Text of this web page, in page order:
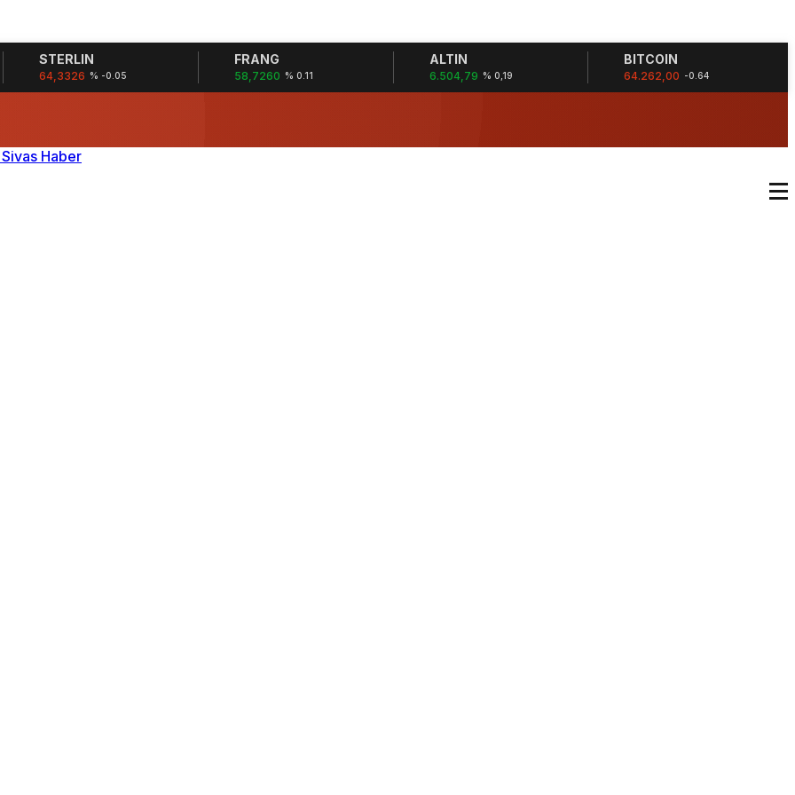
STERLIN
64,3326 % -0.05
FRANG
58,7260 % 0.11
ALTIN
6.504,79 % 0,19
BITCOIN
64.262,00 -0.64
TARTIŞMASI YARATTI